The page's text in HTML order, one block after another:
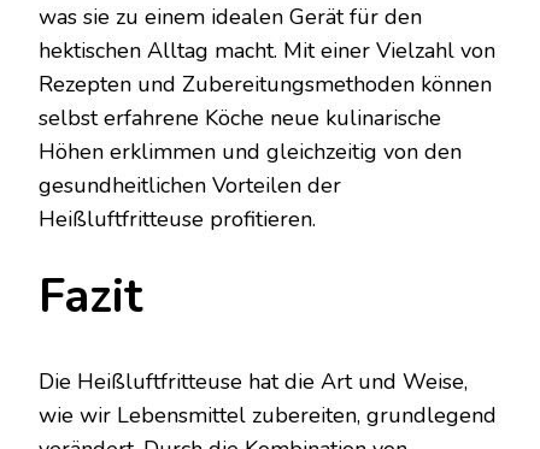
was sie zu einem idealen Gerät für den
hektischen Alltag macht. Mit einer Vielzahl von
Rezepten und Zubereitungsmethoden können
selbst erfahrene Köche neue kulinarische
Höhen erklimmen und gleichzeitig von den
gesundheitlichen Vorteilen der
Heißluftfritteuse profitieren.
Fazit
Die Heißluftfritteuse hat die Art und Weise,
wie wir Lebensmittel zubereiten, grundlegend